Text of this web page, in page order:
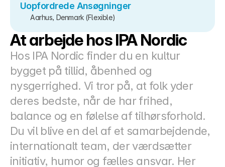
Uopfordrede Ansøgninger
Aarhus, Denmark (Flexible)
At arbejde hos IPA Nordic
Hos IPA Nordic finder du en kultur
bygget på tillid, åbenhed og
nysgerrighed. Vi tror på, at folk yder
deres bedste, når de har frihed,
balance og en følelse af tilhørsforhold.
Du vil blive en del af et samarbejdende,
internationalt team, der værdsætter
initiativ, humor og fælles ansvar. Her